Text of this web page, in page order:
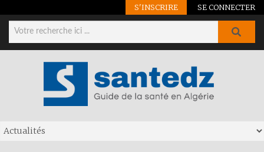
S'INSCRIRE SE CONNECTER